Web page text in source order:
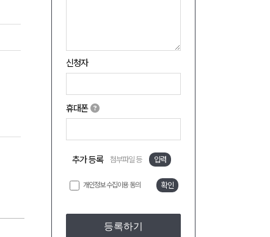
신청자
휴대폰
추가 등록 첨부파일 등 입력
개인정보 수집이용 동의 확인
등록하기